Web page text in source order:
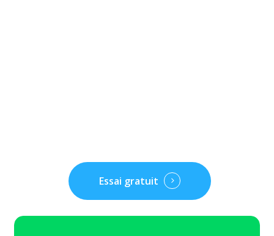
Essai gratuit